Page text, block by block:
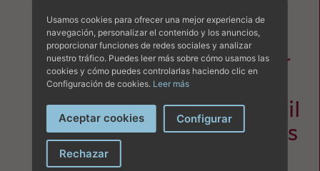
Die Wertzuwachssteuer
(plus-valía) auf den
Balearen nach dem Urteil
des Verfassungsgerichtes
vom 26. Oktober 2021
Usamos cookies para ofrecer una mejor experiencia de
navegación, personalizar el contenido y los anuncios,
proporcionar funciones de redes sociales y analizar
nuestro tráfico. Puedes leer más sobre cómo usamos las
cookies y cómo puedes controlarlas haciendo clic en
Configuración de cookies. Leer más
Aceptar cookies Configurar
Rechazar